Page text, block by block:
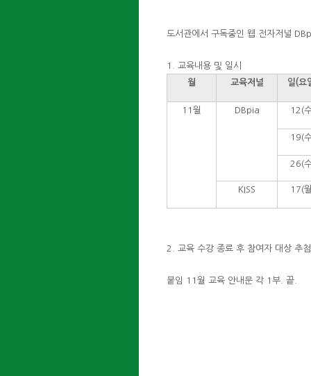
도서관에서 구독중인 웹 전자저널
1. 교육내용 및 일시
월
교육저널 일(요
11월 DBpia 12(
19(
26(
KISS 17(
2. 교육 수강 종료 후 참여자 대상 추
붙임 11월 교육 안내문 각 1부. 끝.